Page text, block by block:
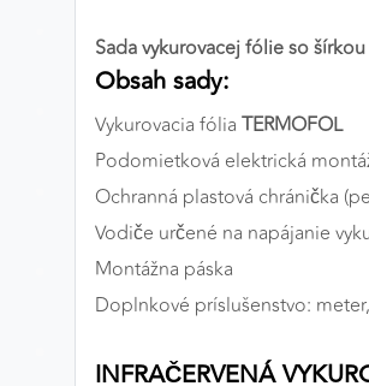
Sada vykurovacej fólie so
Obsah sady:
Vykurovacia fólia TERMOFOL
Podomietková elektrická
Ochranná plastová chránička
Vodiče určené na napájanie
Montážna páska
Doplnkové príslušenstvo:
INFRAČERVENÁ
ANALYTICKÉ COOKIES
Analytické cookies nám umožňujú
nášho webu. Ich pomocou
pomocou týchto cookies
súhrnne, bez použitia
konkrétnych používateľov nášho
našich stránok.